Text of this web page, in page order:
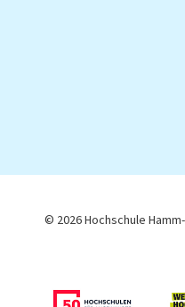
© 2026 Hochschule